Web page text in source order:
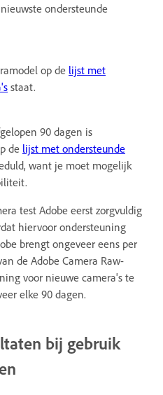
ondersteunde
op de lijst met
staat.
90 dagen is
de lijst met ondersteunde
want je moet mogelijk
test Adobe eerst zorgvuldig
hiervoor ondersteuning
brengt ongeveer eens per
de Adobe Camera Raw-
voor nieuwe camera's te
elke 90 dagen.
bij gebruik